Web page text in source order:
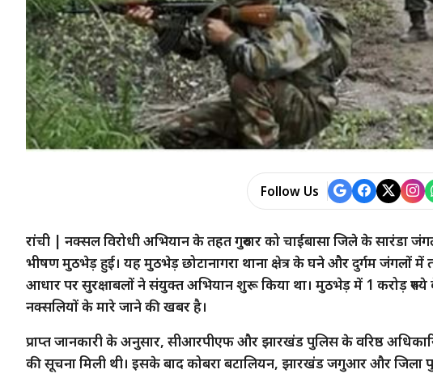
Follow Us
रांची | नक्सल विरोधी अभियान के तहत गुरुवार को चाईबासा जिले के सारंडा
भीषण मुठभेड़ हुई। यह मुठभेड़ छोटानागरा थाना क्षेत्र के घने और दुर्गम जंगलों
आधार पर सुरक्षाबलों ने संयुक्त अभियान शुरू किया था। मुठभेड़ में 1 करोड़
नक्सलियों के मारे जाने की खबर है।
प्राप्त जानकारी के अनुसार, सीआरपीएफ और झारखंड पुलिस के वरिष्ठ
की सूचना मिली थी। इसके बाद कोबरा बटालियन, झारखंड जगुआर और